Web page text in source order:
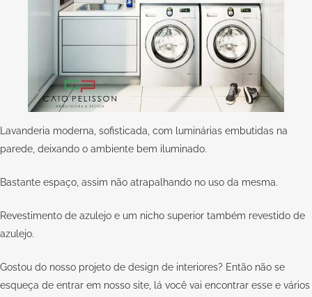
Lavanderia moderna, sofisticada, com luminárias embutidas na
parede, deixando o ambiente bem iluminado.
Bastante espaço, assim não atrapalhando no uso da mesma.
Revestimento de azulejo e um nicho superior também revestido de
azulejo.
Gostou do nosso projeto de design de interiores? Então não se
esqueça de entrar em nosso site, lá você vai encontrar esse e vários